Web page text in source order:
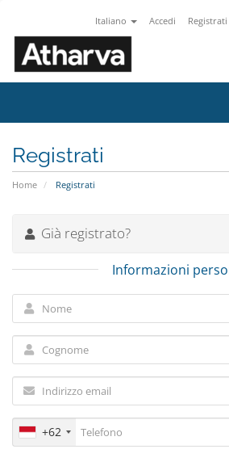
Italiano Accedi Registrati
Registrati
Home Registrati
Già registrato?
Informazioni
+62